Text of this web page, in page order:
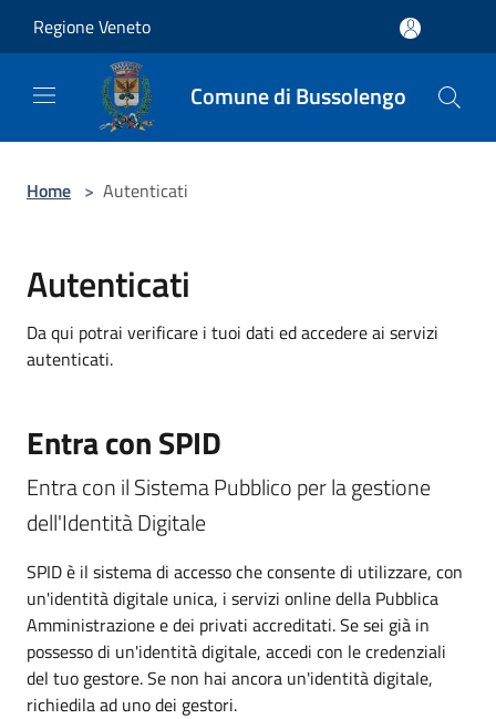
Regione Veneto
Comune di Bussolengo
Home > Autenticati
Autenticati
Da qui potrai verificare i tuoi dati ed accedere ai servizi
autenticati.
Entra con SPID
Entra con il Sistema Pubblico per la gestione
dell'Identità Digitale
SPID è il sistema di accesso che consente di utilizzare, con
un'identità digitale unica, i servizi online della Pubblica
Amministrazione e dei privati accreditati. Se sei già in
possesso di un'identità digitale, accedi con le credenziali
del tuo gestore. Se non hai ancora un'identità digitale,
richiedila ad uno dei gestori.